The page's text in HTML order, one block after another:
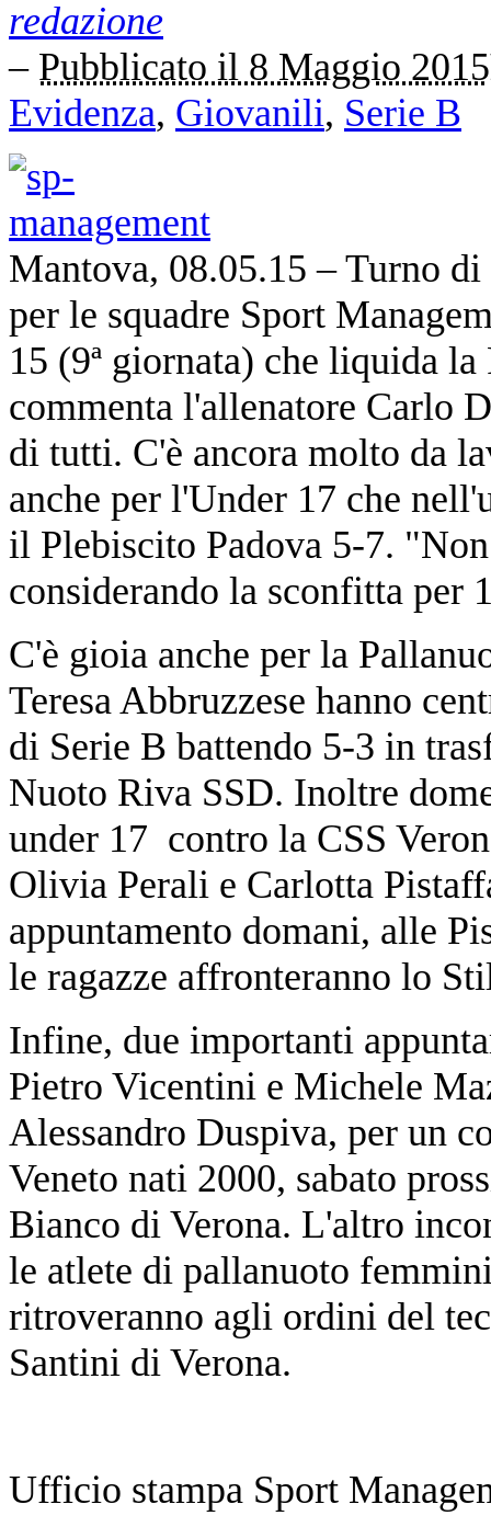
redazione
– Pubblicato il 8 Maggio 2015
Evidenza, Giovanili, Serie B
Mantova, 08.05.15 – Turno
per le squadre Sport
15 (9ª giornata) che liquida
commenta l'allenatore Carlo
di tutti. C'è ancora molto da
anche per l'Under 17 che
il Plebiscito Padova 5-7.
considerando la sconfitta per
C'è gioia anche per la
Teresa Abbruzzese hanno
di Serie B battendo 5-3 in
Nuoto Riva SSD. Inoltre
under 17 contro la CSS
Olivia Perali e Carlotta
appuntamento domani, alle
le ragazze affronteranno lo
Infine, due importanti
Pietro Vicentini e Michele
Alessandro Duspiva, per un
Veneto nati 2000, sabato
Bianco di Verona. L'altro
le atlete di pallanuoto
ritroveranno agli ordini del
Santini di Verona.
Ufficio stampa Sport